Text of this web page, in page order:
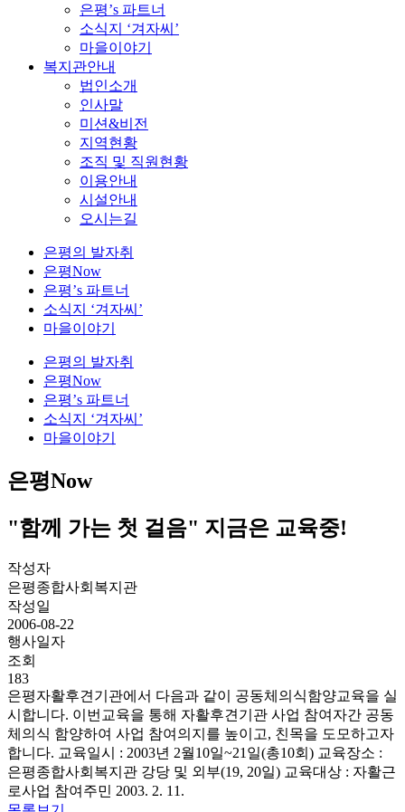
은평’s 파트너
소식지 ‘겨자씨’
마을이야기
복지관안내
법인소개
인사말
미션&비전
지역현황
조직 및 직원현황
이용안내
시설안내
오시는길
은평의 발자취
은평Now
은평’s 파트너
소식지 ‘겨자씨’
마을이야기
은평의 발자취
은평Now
은평’s 파트너
소식지 ‘겨자씨’
마을이야기
은평Now
"함께 가는 첫 걸음" 지금은 교육중!
작성자
은평종합사회복지관
작성일
2006-08-22
행사일자
조회
183
은평자활후견기관에서 다음과 같이 공동체의식함양교육을 실
시합니다. 이번교육을 통해 자활후견기관 사업 참여자간 공동
체의식 함양하여 사업 참여의지를 높이고, 친목을 도모하고자
합니다. 교육일시 : 2003년 2월10일~21일(총10회) 교육장소 :
은평종합사회복지관 강당 및 외부(19, 20일) 교육대상 : 자활근
로사업 참여주민 2003. 2. 11.